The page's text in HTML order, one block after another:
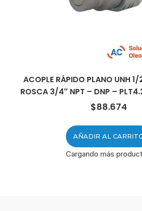
ACOPLE RÁPIDO PLANO UNH
ROSCA 3/4″ NPT – DNP –
$88.674
AÑADIR AL